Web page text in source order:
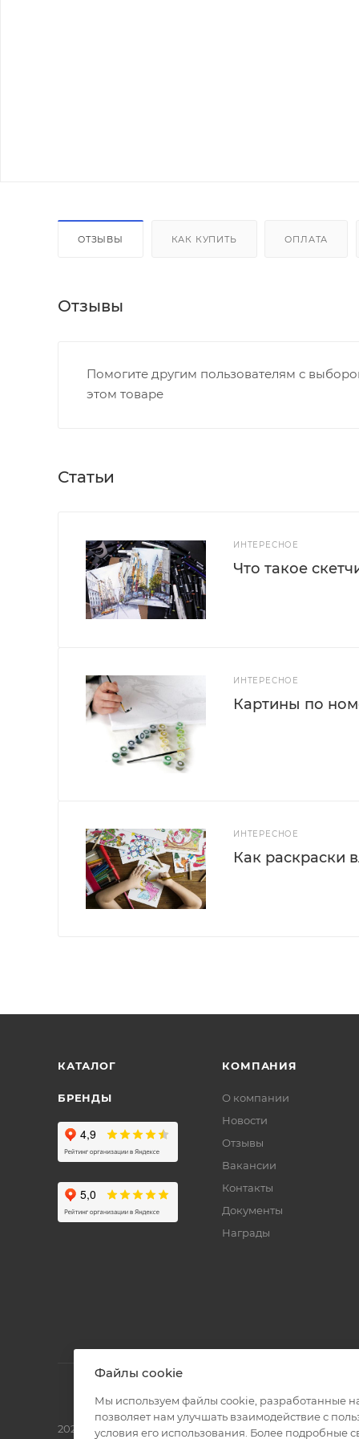
ОТЗЫВЫ КАК КУПИТЬ ОПЛАТА
Отзывы
Помогите другим пользователям с
этом товаре
Статьи
ИНТЕРЕСНОЕ
Что такое
ИНТЕРЕСНОЕ
Картины по
ИНТЕРЕСНОЕ
Как раскраски
КАТАЛОГ
БРЕНДЫ
КОМПАНИЯ
О компании
Новости
Отзывы
Вакансии
Контакты
Документы
Награды
2026 © Полиграф кит - интернет-магазин
Файлы cookie
Мы используем файлы cookie, разработанные
позволяет нам улучшать взаимодействие с
условия его использования. Более подробные